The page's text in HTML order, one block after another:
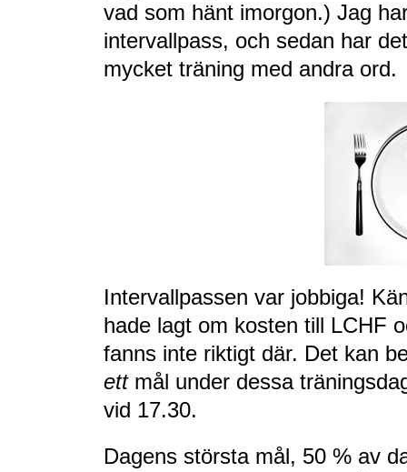
vad som hänt imorgon.) Jag
intervallpass, och sedan har
mycket träning med andra ord.
Intervallpassen var jobbiga!
hade lagt om kosten till LCHF
fanns inte riktigt där. Det kan
ettmål under dessa
vid 17.30.
Dagens största mål, 50 % av